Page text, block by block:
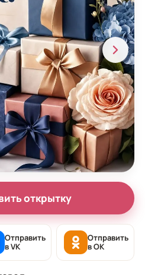
открытку
Отправить
в VK
Отправить
в OK